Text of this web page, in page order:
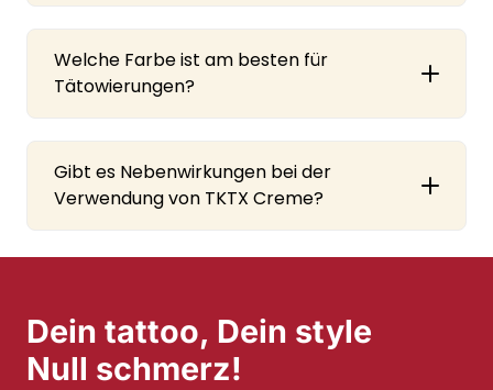
Welche Farbe ist am besten für
Tätowierungen?
Gibt es Nebenwirkungen bei der
Verwendung von TKTX Creme?
Dein tattoo, Dein style
Null schmerz!